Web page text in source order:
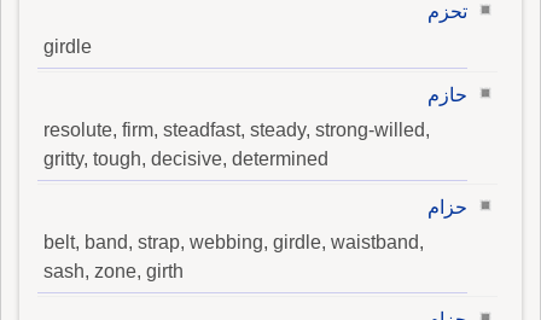
تحزم
girdle
حازم
resolute, firm, steadfast, steady, strong-willed,
gritty, tough, decisive, determined
حزام
belt, band, strap, webbing, girdle, waistband,
sash, zone, girth